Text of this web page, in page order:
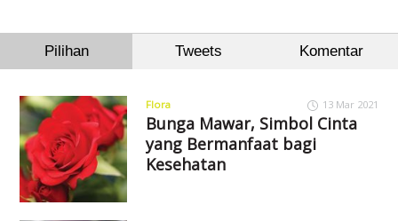
Pilihan Tweets Komentar
Flora 13 Mar 2021
Bunga Mawar, Simbol Cinta
yang Bermanfaat bagi
Kesehatan